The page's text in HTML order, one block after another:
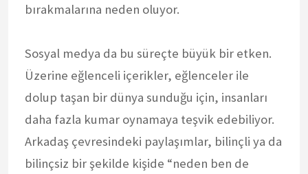
bırakmalarına neden oluyor.
Sosyal medya da bu süreçte büyük bir etken.
Üzerine eğlenceli içerikler, eğlenceler ile
dolup taşan bir dünya sunduğu için, insanları
daha fazla kumar oynamaya teşvik edebiliyor.
Arkadaş çevresindeki paylaşımlar, bilinçli ya da
bilinçsiz bir şekilde kişide “neden ben de